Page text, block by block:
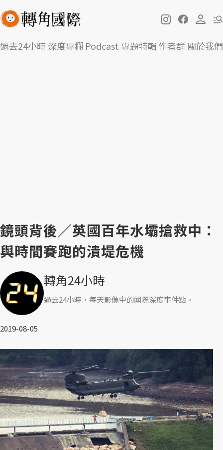
過去24小時深度專欄 Podcast 專題特輯作者群關於我們
鏡頭背後／英國百年水壩搶救中：
與時間賽跑的潰堤危機
轉角24小時
過去24小時，每天影像中的國際深度事件點。
2019-08-05